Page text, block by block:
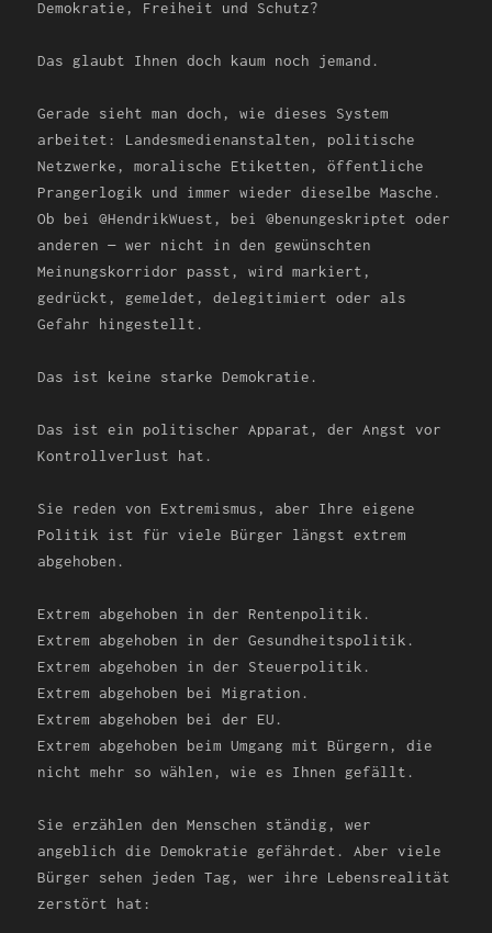
Demokratie, Freiheit und Schutz?
Das glaubt Ihnen doch kaum noch jemand.
Gerade sieht man doch, wie dieses System
arbeitet: Landesmedienanstalten, politische
Netzwerke, moralische Etiketten, öffentliche
Prangerlogik und immer wieder dieselbe Masche.
Ob bei @HendrikWuest, bei @benungeskriptet oder
anderen — wer nicht in den gewünschten
Meinungskorridor passt, wird markiert,
gedrückt, gemeldet, delegitimiert oder als
Gefahr hingestellt.
Das ist keine starke Demokratie.
Das ist ein politischer Apparat, der Angst vor
Kontrollverlust hat.
Sie reden von Extremismus, aber Ihre eigene
Politik ist für viele Bürger längst extrem
abgehoben.
Extrem abgehoben in der Rentenpolitik.
Extrem abgehoben in der Gesundheitspolitik.
Extrem abgehoben in der Steuerpolitik.
Extrem abgehoben bei Migration.
Extrem abgehoben bei der EU.
Extrem abgehoben beim Umgang mit Bürgern, die
nicht mehr so wählen, wie es Ihnen gefällt.
Sie erzählen den Menschen ständig, wer
angeblich die Demokratie gefährdet. Aber viele
Bürger sehen jeden Tag, wer ihre Lebensrealität
zerstört hat: